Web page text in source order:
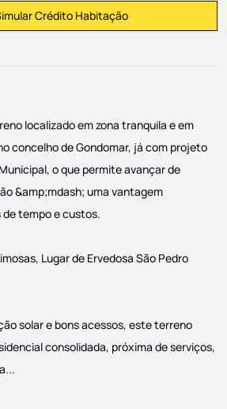
Simular Prestação
Crédito Habitação
localizado em zona tranquila e em
concelho de Gondomar, já com projeto
o que permite avançar de
&amp;mdash; uma vantagem
tempo e custos.
Lugar de Ervedosa São Pedro
solar e bons acessos, este terreno
consolidada, próxima de serviços,